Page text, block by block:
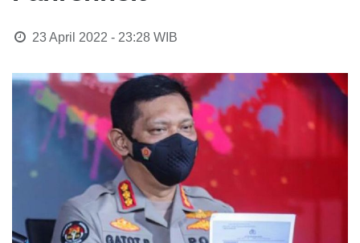
23 April 2022 - 23:28WIB